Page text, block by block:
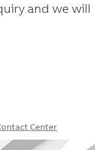
and we will
Center